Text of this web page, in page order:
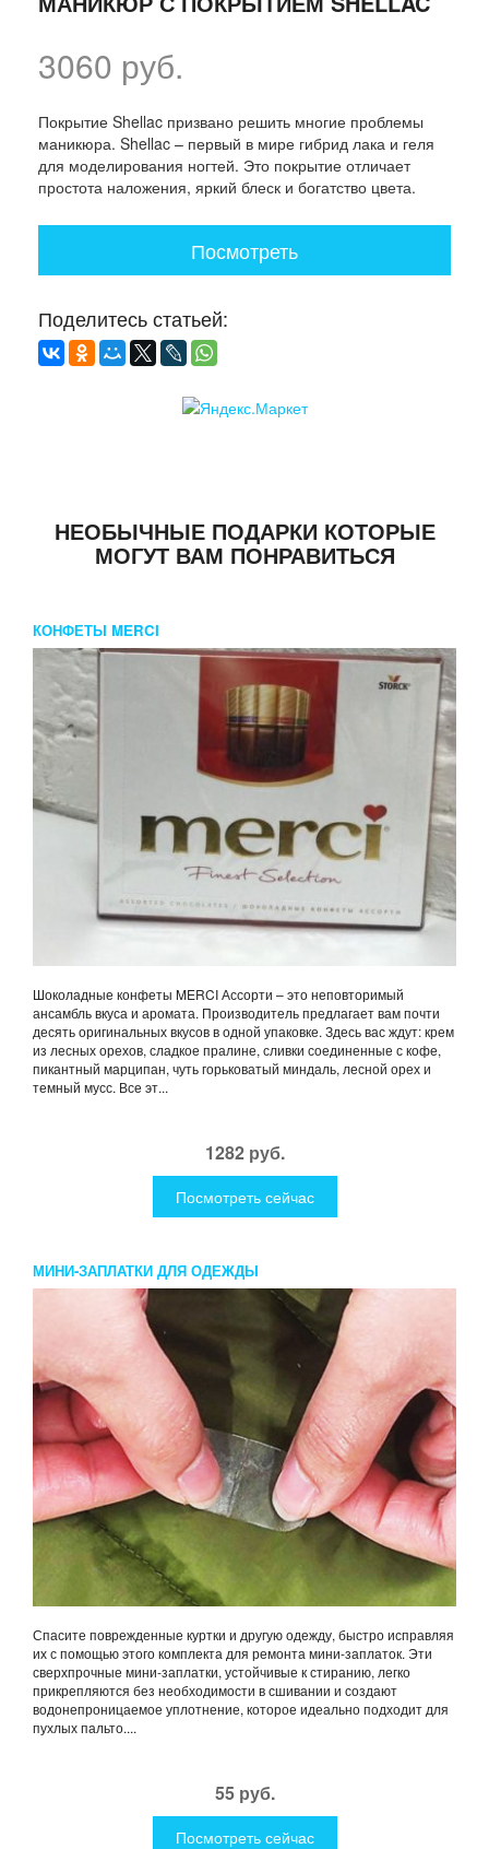
3060 руб.
Покрытие Shellac призвано решить многие проблемы
маникюра. Shellac – первый в мире гибрид лака и геля
для моделирования ногтей. Это покрытие отличает
простота наложения, яркий блеск и богатство цвета.
Посмотреть
Поделитесь статьей:
НЕОБЫЧНЫЕ ПОДАРКИ КОТОРЫЕ
МОГУТ ВАМ ПОНРАВИТЬСЯ
КОНФЕТЫ MERCI
Шоколадные конфеты MERCI Ассорти – это неповторимый
ансамбль вкуса и аромата. Производитель предлагает вам почти
десять оригинальных вкусов в одной упаковке. Здесь вас ждут: крем
из лесных орехов, сладкое пралине, сливки соединенные с кофе,
пикантный марципан, чуть горьковатый миндаль, лесной орех и
темный мусс. Все эт...
1282 руб.
Посмотреть сейчас
МИНИ-ЗАПЛАТКИ ДЛЯ ОДЕЖДЫ
Спасите поврежденные куртки и другую одежду, быстро исправляя
их с помощью этого комплекта для ремонта мини-заплаток. Эти
сверхпрочные мини-заплатки, устойчивые к стиранию, легко
прикрепляются без необходимости в сшивании и создают
водонепроницаемое уплотнение, которое идеально подходит для
пухлых пальто....
55 руб.
Посмотреть сейчас